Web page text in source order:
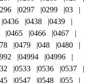
0297 0299
03
0436 0438
0439
0465 0466
0467
0479 048
0480
04994
04996
0533 0536
0537
0547 0548
055